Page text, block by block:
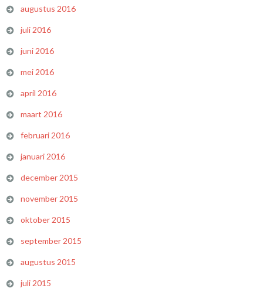
augustus 2016
juli 2016
juni 2016
mei 2016
april 2016
maart 2016
februari 2016
januari 2016
december 2015
november 2015
oktober 2015
september 2015
augustus 2015
juli 2015